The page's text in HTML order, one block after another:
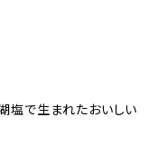
塩で生まれたおいしい